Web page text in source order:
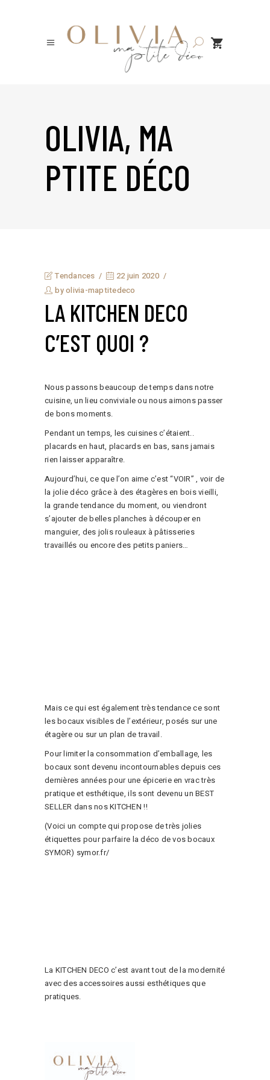
0
OLIVIA, MA
PTITE DÉCO
Tendances
22 juin 2020
byolivia-maptitedeco
LA KITCHEN DECO
C’EST QUOI ?
Nous passons beaucoup de temps dans notre
cuisine, un lieu conviviale ou nous aimons passer
de bons moments.
Pendant un temps, les cuisines c’étaient..
placards en haut, placards en bas, sans jamais
rien laisser apparaître.
Aujourd’hui, ce que l’on aime c’est “VOIR” , voir de
la jolie déco grâce à des étagères en bois vieilli,
la grande tendance du moment, ou viendront
s’ajouter de belles planches à découper en
manguier, des jolis rouleaux à pâtisseries
travaillés ou encore des petits paniers…
Mais ce qui est également très tendance ce sont
les bocaux visibles de l’extérieur, posés sur une
étagère ou sur un plan de travail.
Pour limiter la consommation d’emballage, les
bocaux sont devenu incontournables depuis ces
dernières années pour une épicerie en vrac très
pratique et esthétique, ils sont devenu un BEST
SELLER dans nos KITCHEN !!
(Voici un compte qui propose de très jolies
étiquettes pour parfaire la déco de vos bocaux
SYMOR) symor.fr/
La KITCHEN DECO c’est avant tout de la modernité
avec des accessoires aussi esthétiques que
pratiques.